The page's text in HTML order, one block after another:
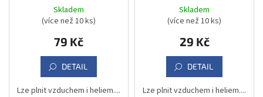
Skladem
(více než 10 ks)
79 Kč
DETAIL
Lze plnit vzduchem i heliem....
Skladem
(více než 10 ks)
29 Kč
DETAIL
Lze plnit vzduchem i heliem....